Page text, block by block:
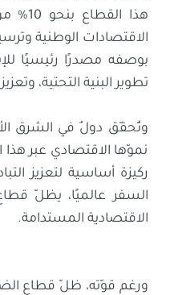
هذا
الاقتصادات الوطنية
بوصفه مصدرًا رئيسيًا
تطوير البنية التحتية،
وتُحقّق دولٌ في الشرق
نموّها الاقتصادي عبر
ركيزة أساسية لتعزيز
السفر عالميًا، يظلّ
الاقتصادية المستدامة.
ورغم قوّته، ظلّ قطاع